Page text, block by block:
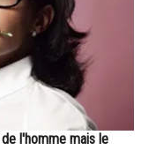
l'homme mais le